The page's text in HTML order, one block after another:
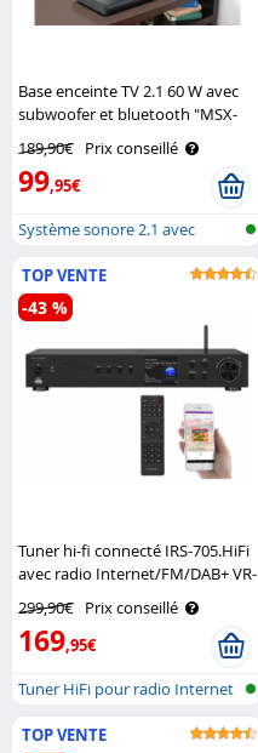
Base enceinte TV 2.1 60 W avec
subwoofer et bluetooth "MSX-
189,90€ Prix conseillé
99,95€
Système sonore 2.1 avec
TOP VENTE
Tuner hi-fi connecté IRS-705.HiFi
avec radio Internet/FM/DAB+ VR-
299,90€ Prix conseillé
169,95€
-43 %
Tuner HiFi pour radio Internet
TOP VENTE